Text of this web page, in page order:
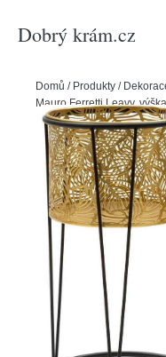
Dobrý krám.cz
Domů / Produkty /
Mauro Ferretti Leavy,